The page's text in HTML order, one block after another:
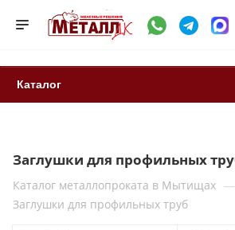
Каталог
Заглушки для профильных
Каталог металлопроката в Мытищах —
Заглушки для профильных труб